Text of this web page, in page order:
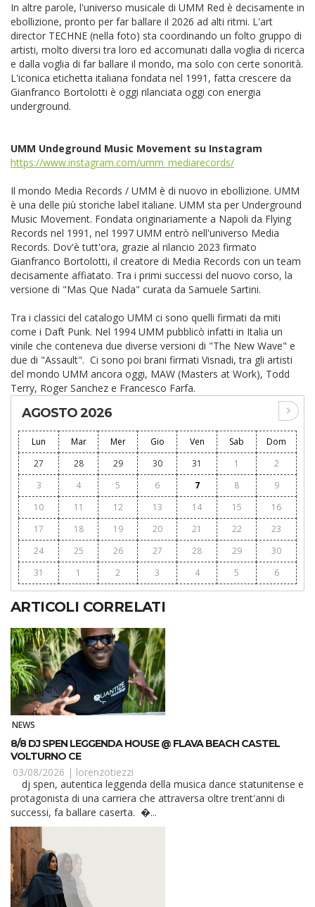
In altre parole, l'universo musicale di UMM Red è decisamente in
ebollizione, pronto per far ballare il 2026 ad alti ritmi. L'art
director TECHNE (nella foto) sta coordinando un folto gruppo di
artisti, molto diversi tra loro ed accomunati dalla voglia di ricerca
e dalla voglia di far ballare il mondo, ma solo con certe sonorità.
L'iconica etichetta italiana fondata nel 1991, fatta crescere da
Gianfranco Bortolotti è oggi rilanciata oggi con energia
underground.
UMM Undeground Music Movement su Instagram
https://www.instagram.com/umm_mediarecords/
Il mondo Media Records / UMM è di nuovo in ebollizione. UMM
è una delle più storiche label italiane. UMM sta per Underground
Music Movement. Fondata originariamente a Napoli da Flying
Records nel 1991, nel 1997 UMM entrò nell'universo Media
Records. Dov'è tutt'ora, grazie al rilancio 2023 firmato
Gianfranco Bortolotti, il creatore di Media Records con un team
decisamente affiatato. Tra i primi successi del nuovo corso, la
versione di "Mas Que Nada" curata da Samuele Sartini.
Tra i classici del catalogo UMM ci sono quelli firmati da miti
come i Daft Punk. Nel 1994 UMM pubblicò infatti in Italia un
vinile che conteneva due diverse versioni di "The New Wave" e
due di "Assault". Ci sono poi brani firmati Visnadi, tra gli artisti
del mondo UMM ancora oggi, MAW (Masters at Work), Todd
Terry, Roger Sanchez e Francesco Farfa.
AGOSTO 2026
Lun Mar Mer Gio Ven Sab
Dom
27
28 29 30 31 1
2
3
4 5 6 7 8
9
10
11 12 13 14 15
16
17
18 19 20 21 22
23
24
25 26 27 28 29
30
31
1 2 3 4 5 6
ARTICOLI CORRELATI
NEWS
8/8 DJ SPEN LEGGENDA HOUSE @ FLAVA BEACH CASTEL
VOLTURNO CE
03/08/2026 | lorenzotiezzi
protagonista di una carriera che attraversa oltre trent'anni di
successi, fa ballare caserta. �...